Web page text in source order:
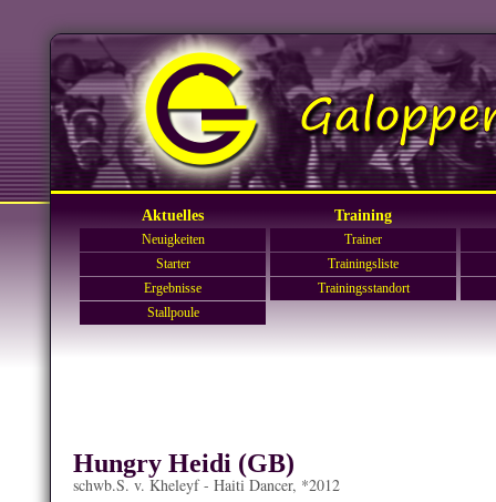
Aktuelles Training
Neuigkeiten
Starter
Ergebnisse
Stallpoule
Trainer
Trainingsliste
Trainingsstandort
Hungry Heidi (GB)
schwb.S. v. Kheleyf - Haiti Dancer, *2012